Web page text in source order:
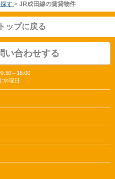
す > JR成田線の賃貸物件
ップに戻る
い合わせする
～18:00
水曜日